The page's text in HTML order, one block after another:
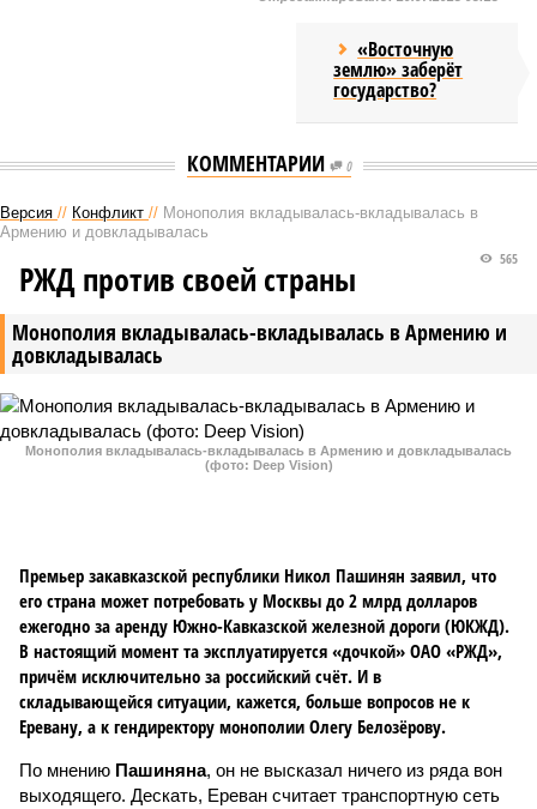
«Восточную
землю» заберёт
государство?
КОММЕНТАРИИ 0
Версия // Конфликт // Монополия вкладывалась-вкладывалась в
Армению и довкладывалась
Монополия вкладывалась-вкладывалась в Армению и
довкладывалась
565
РЖД против своей страны
Монополия вкладывалась-вкладывалась в Армению и довкладывалась
(фото: Deep Vision)
Премьер закавказской республики Никол Пашинян заявил, что
его страна может потребовать у Москвы до 2 млрд долларов
ежегодно за аренду Южно-Кавказской железной дороги (ЮКЖД).
В настоящий момент та эксплуатируется «дочкой» ОАО «РЖД»,
причём исключительно за российский счёт. И в
складывающейся ситуации, кажется, больше вопросов не к
Еревану, а к гендиректору монополии Олегу Белозёрову.
По мнению Пашиняна, он не высказал ничего из ряда вон
выходящего. Дескать, Ереван считает транспортную сеть